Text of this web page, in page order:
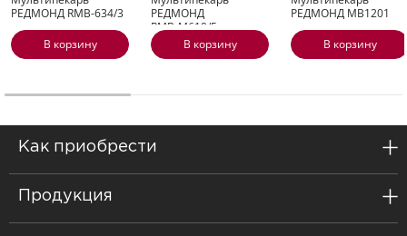
РЕДМОНД RMB-634/3
В корзину
РЕДМОНД
RMB-M619/5
В корзину
РЕДМОНД MB1201
В корзину
Как приобрести
Продукция